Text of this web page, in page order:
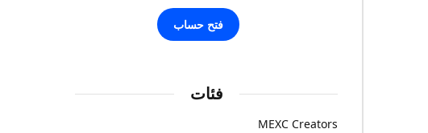
فتح حساب
فئات
MEXC Creators